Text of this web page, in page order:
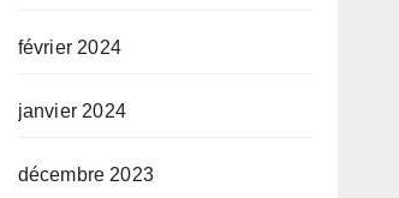
février 2024
janvier 2024
décembre 2023